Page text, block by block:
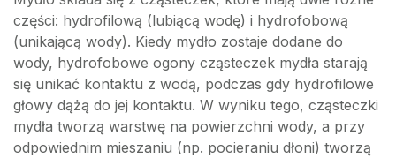
części: hydrofilową (lubiącą wodę) i hydrofobową
(unikającą wody). Kiedy mydło zostaje dodane do
wody, hydrofobowe ogony cząsteczek mydła starają
się unikać kontaktu z wodą, podczas gdy hydrofilowe
głowy dążą do jej kontaktu. W wyniku tego, cząsteczki
mydła tworzą warstwę na powierzchni wody, a przy
odpowiednim mieszaniu (np. pocieraniu dłoni) tworzą